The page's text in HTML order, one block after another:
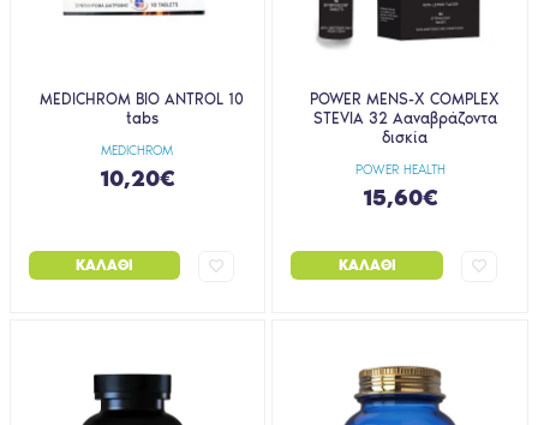
MEDICHROM
MEDICHROM BIO ANTROL 10
tabs
10,20€
ΚΑΛΆΘΙ
POWER HEALTH
POWER MENS-X COMPLEX
STEVIA 32 Ααναβράζοντα
δισκία
15,60€
ΚΑΛΆΘΙ